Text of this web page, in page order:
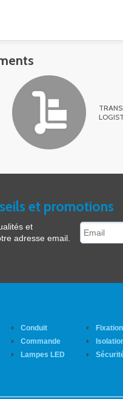
et promotions
et
adresse email.
Conduit
Fixation
Commande
Lampes LED